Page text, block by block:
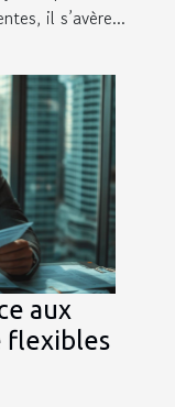
il s’avère...
aux
flexibles